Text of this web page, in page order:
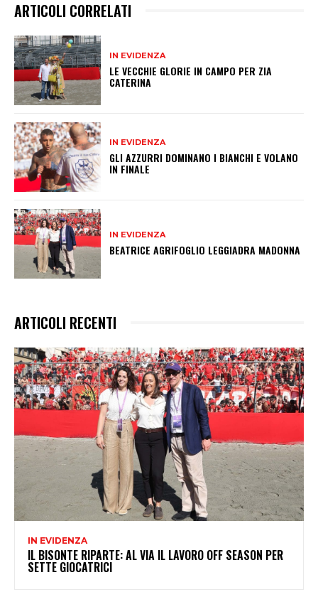
ARTICOLI CORRELATI
IN EVIDENZA
LE VECCHIE GLORIE IN CAMPO PER ZIA
CATERINA
IN EVIDENZA
GLI AZZURRI DOMINANO I BIANCHI E VOLANO
IN FINALE
IN EVIDENZA
BEATRICE AGRIFOGLIO LEGGIADRA MADONNA
ARTICOLI RECENTI
IN EVIDENZA
IL BISONTE RIPARTE: AL VIA IL LAVORO OFF SEASON PER
SETTE GIOCATRICI